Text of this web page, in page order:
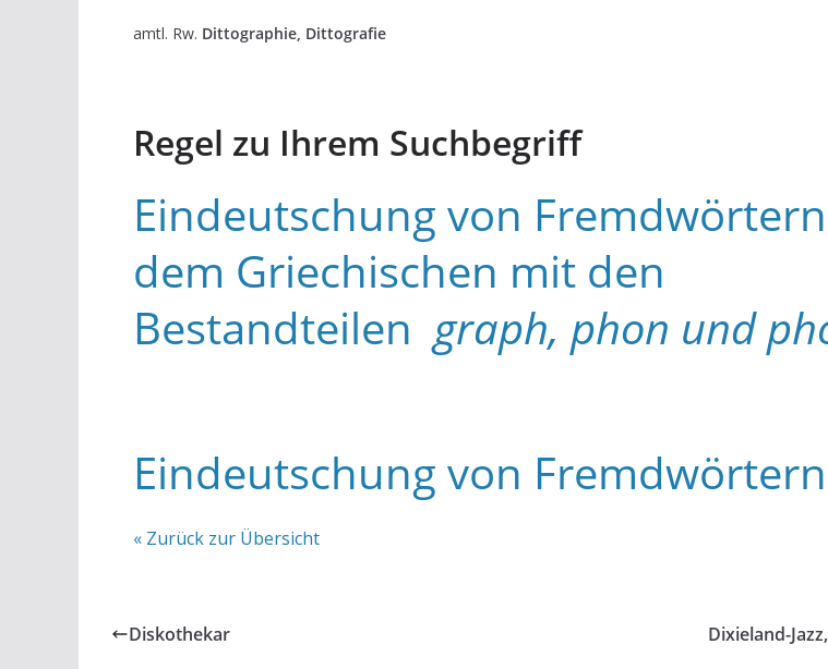
amtl. Rw. Dittographie, Dittografie
Regel zu Ihrem Suchbegriff
Eindeutschung von
dem Griechischen mit den
Bestandteilengraph, phon und
Eindeutschung von Fremdwörtern
« Zurück zur Übersicht
Diskothekar Dixieland-